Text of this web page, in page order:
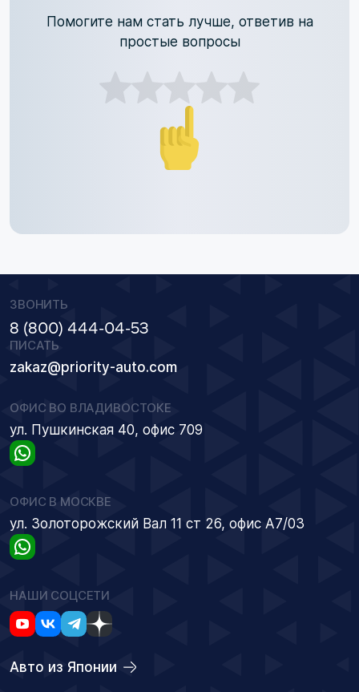
Помогите нам стать лучше, ответив на
простые вопросы
ЗВОНИТЬ
8 (800) 444-04-53
ПИСАТЬ
zakaz@priority-auto.com
ОФИС ВО ВЛАДИВОСТОКЕ
ул. Пушкинская 40, офис 709
ОФИС В МОСКВЕ
ул. Золоторожский Вал 11 ст 26, офис А7/03
НАШИ СОЦСЕТИ
Авто из Японии